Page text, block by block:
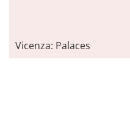
Vicenza: Palaces